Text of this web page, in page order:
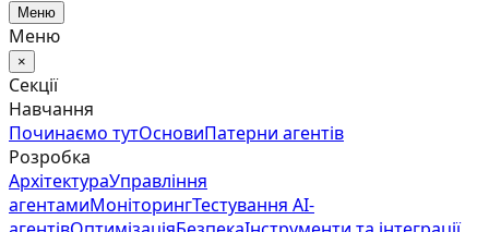
Меню
Меню
×
Секції
Навчання
Починаємо тутОсновиПатерни агентів
Розробка
АрхітектураУправління
агентамиМоніторингТестування AI-